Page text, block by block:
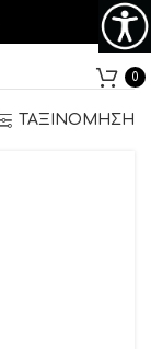
0
ΤΑΞΙΝΟΜΗΣΗ